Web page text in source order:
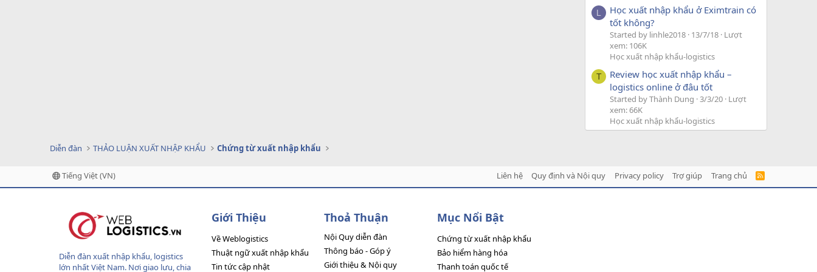
L
Học xuất nhập khẩu ở Eximtrain có
tốt không?
Started by linhle2018 13/7/18 Lượt
xem: 106K
Học xuất nhập khẩu-logistics
T
Review học xuất nhập khẩu –
logistics online ở đâu tốt
Started by Thành Dung 3/3/20 Lượt
xem: 66K
Học xuất nhập khẩu-logistics
Diễn đàn THẢO LUẬN XUẤT NHẬP KHẨU Chứng từ xuất nhập khẩu
Tiếng Việt (VN) Liên hệ Quy định và Nội quy Privacy policy Trợ giúp Trang chủ
R
Diễn đàn xuất nhập khẩu, logistics
lớn nhất Việt Nam. Nơi giao lưu, chia
Giới Thiệu
Về Weblogistics
Thuật ngữ xuất nhập khẩu
Tin tức cập nhật
Thoả Thuận
Nội Quy diễn đàn
Thông báo - Góp ý
Giới thiệu & Nội quy
Mục Nổi Bật
Chứng từ xuất nhập khẩu
Bảo hiểm hàng hóa
Thanh toán quốc tế